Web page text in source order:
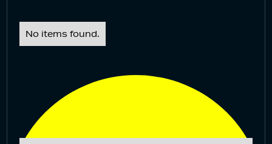
No items found.